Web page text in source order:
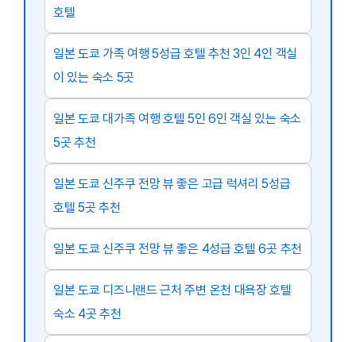
호텔
일본 도쿄 가족 여행 5성급 호텔 추천 3인 4인 객실
이 있는 숙소 5곳
일본 도쿄 대가족 여행 호텔 5인 6인 객실 있는 숙소
5곳 추천
일본 도쿄 신주쿠 전망 뷰 좋은 고급 럭셔리 5성급
호텔 5곳 추천
일본 도쿄 신주쿠 전망 뷰 좋은 4성급 호텔 6곳 추천
일본 도쿄 디즈니랜드 근처 주변 온천 대욕장 호텔
숙소 4곳 추천